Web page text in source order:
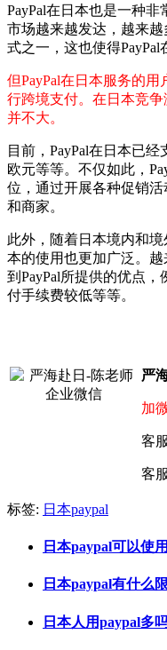
PayPal在日本也是一种
市场越来越发达，越来
式之一，这也使得PayPal
但PayPal在日本服务的
行跨境支付。在日本竞争
并不大。
目前，PayPal在日本已
欧元等等。不仅如此，
位，通过开展各种促销
和商家。
此外，随着日本境内和境
本的使用也更加广泛。
到PayPal所提供的优点
付手续费较低等等。
严
加
客
客
标签: 日本paypal
日本paypal可以使
日本paypal有什么
日本人用paypal多